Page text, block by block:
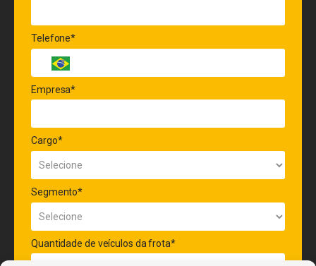
Telefone*
Empresa*
Cargo*
Segmento*
Quantidade de veículos da frota*